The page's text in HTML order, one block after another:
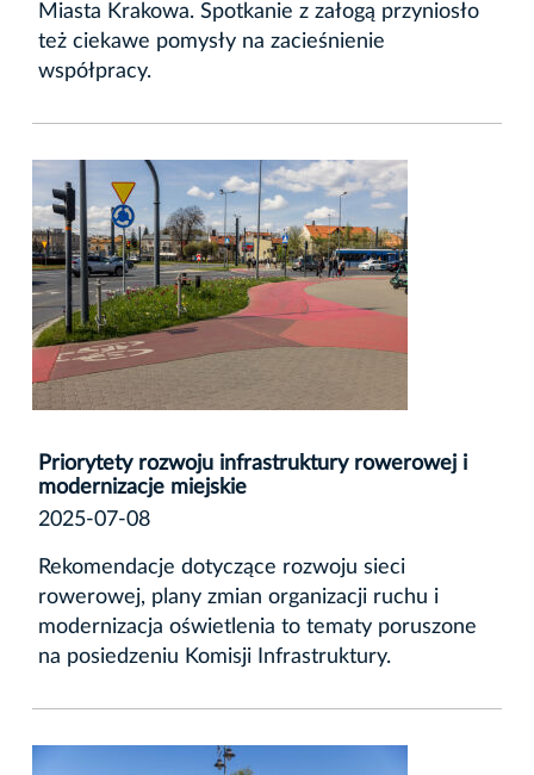
Miasta Krakowa. Spotkanie z załogą przyniosło
też ciekawe pomysły na zacieśnienie
współpracy.
Priorytety rozwoju infrastruktury rowerowej i
modernizacje miejskie
2025-07-08
Rekomendacje dotyczące rozwoju sieci
rowerowej, plany zmian organizacji ruchu i
modernizacja oświetlenia to tematy poruszone
na posiedzeniu Komisji Infrastruktury.